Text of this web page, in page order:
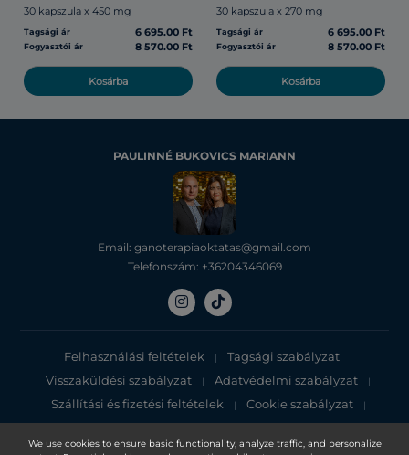
We use cookies to ensure basic functionality, analyze traffic, and personalize
30 kapszula x 450 mg
Tagsági ár 6 695.00 Ft
Fogyasztói ár 8 570.00 Ft
Kosárba
30 kapszula x 270 mg
Tagsági ár 6 695.00 Ft
Fogyasztói ár 8 570.00 Ft
Kosárba
PAULINNÉ BUKOVICS MARIANN
Email: ganoterapiaoktatas@gmail.com
Telefonszám: +36204346069
Felhasználási feltételek | Tagsági szabályzat |
Visszaküldési szabályzat | Adatvédelmi szabályzat |
Szállítási és fizetési feltételek | Cookie szabályzat |
Adatvédelmi tájékoztató